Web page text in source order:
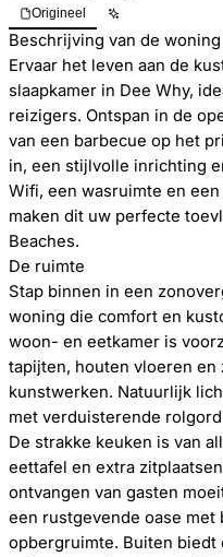
Origineel
Beschrijving van de woning
Ervaar het leven aan de
slaapkamer in Dee Why,
reizigers. Ontspan in de
van een barbecue op het
in, een stijlvolle inrichting
Wifi, een wasruimte en
maken dit uw perfecte
Beaches.
De ruimte
Stap binnen in een
woning die comfort en
woon- en eetkamer is
tapijten, houten vloeren
kunstwerken. Natuurlijk
met verduisterende
De strakke keuken is van
eettafel en extra
ontvangen van gasten
een rustgevende oase met
opbergruimte. Buiten